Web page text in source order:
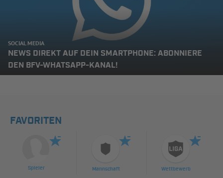
SOCIAL MEDIA
NEWS DIREKT AUF DEIN SMARTPHONE: ABONNIERE
DEN BFV-WHATSAPP-KANAL!
FAVORITEN
Spieler Mannschaft Wettbewerb